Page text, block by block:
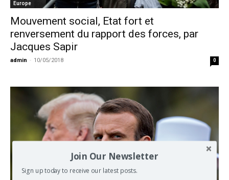
Europe
Mouvement social, Etat fort et
renversement du rapport des forces, par
Jacques Sapir
admin - 10/05/2018 0
Join Our Newsletter
Sign up today to receive our latest posts.